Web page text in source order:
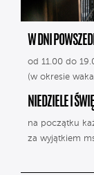
W DNI
od 11.00 do
(w okresie
NIEDZIELE I
na początku
za wyjątkiem